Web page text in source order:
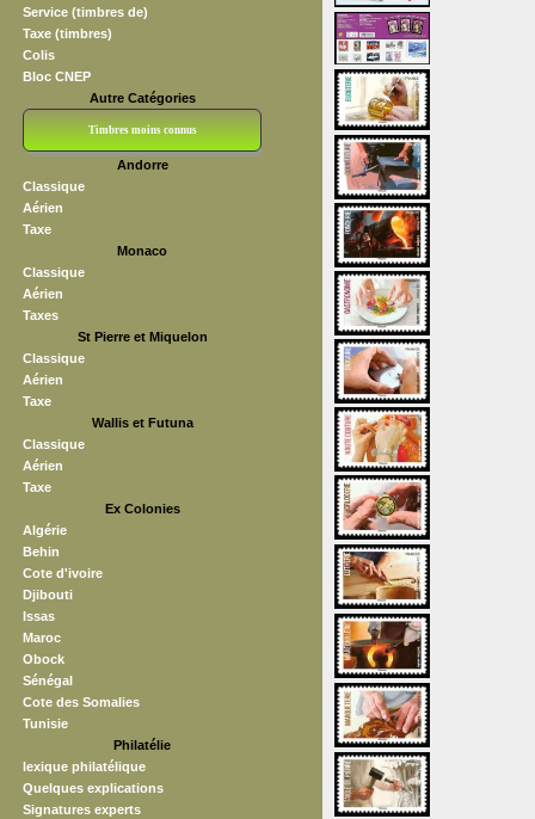
Service (timbres de)
Taxe (timbres)
Colis
Bloc CNEP
Autre Catégories
Timbres moins connus
Andorre
Classique
Aérien
Taxe
Monaco
Classique
Aérien
Taxes
St Pierre et Miquelon
Classique
Aérien
Taxe
Wallis et Futuna
Classique
Aérien
Taxe
Ex Colonies
Algérie
Behin
Cote d'ivoire
Djibouti
Issas
Maroc
Obock
Sénégal
Cote des Somalies
Tunisie
Philatélie
lexique philatélique
Quelques explications
Signatures experts